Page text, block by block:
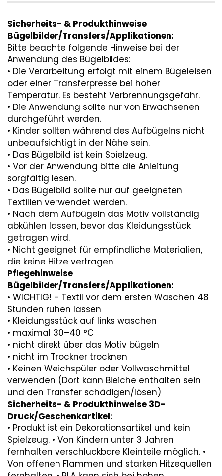
Sicherheits- & Produkthinweise
Bügelbilder/Transfers/Applikationen:
Bitte beachte folgende Hinweise bei der
Anwendung des Bügelbildes:
• Die Verarbeitung erfolgt mit einem Bügeleisen
oder einer Transferpresse bei hoher
Temperatur. Es besteht Verbrennungsgefahr.
• Die Anwendung sollte nur von Erwachsenen
durchgeführt werden.
• Kinder sollten während des Aufbügelns nicht
unbeaufsichtigt in der Nähe sein.
• Das Bügelbild ist kein Spielzeug.
• Vor der Anwendung bitte die Anleitung
sorgfältig lesen.
• Das Bügelbild sollte nur auf geeigneten
Textilien verwendet werden.
• Nach dem Aufbügeln das Motiv vollständig
abkühlen lassen, bevor das Kleidungsstück
getragen wird.
• Nicht geeignet für empfindliche Materialien,
die keine Hitze vertragen.
Pflegehinweise
Bügelbilder/Transfers/Applikationen:
• WICHTIG! - Textil vor dem ersten Waschen 48
Stunden ruhen lassen
• Kleidungsstück auf links waschen
• maximal 30–40 °C
• nicht direkt über das Motiv bügeln
• nicht im Trockner trocknen
• Keinen Weichspüler oder Vollwaschmittel
verwenden (Dort kann Bleiche enthalten sein
und den Transfer schädigen/lösen)
Sicherheits- & Produkthinweise 3D-
Druck/Geschenkartikel:
• Produkt ist ein Dekorationsartikel und kein
Spielzeug. • Von Kindern unter 3 Jahren
fernhalten verschluckbare Kleinteile möglich. •
Von offenen Flammen und starken Hitzequellen